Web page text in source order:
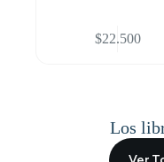
$22.500
Los